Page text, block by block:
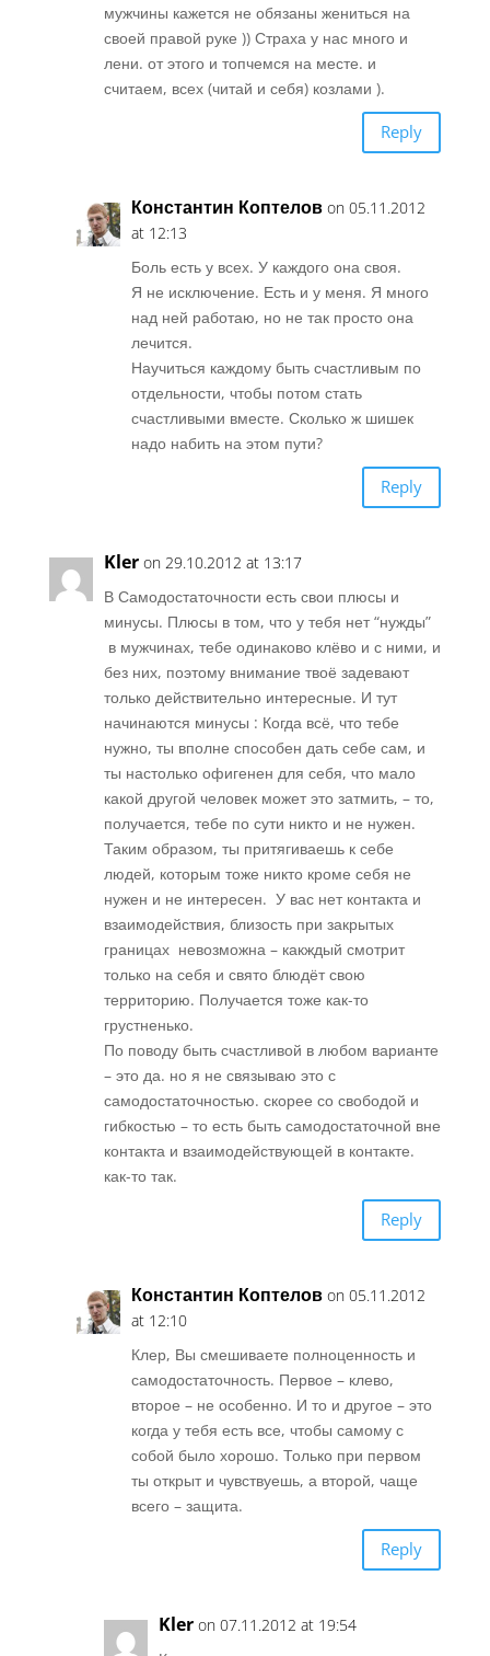
мужчины кажется не обязаны жениться на
своей правой руке )) Страха у нас много и
лени. от этого и топчемся на месте. и
считаем, всех (читай и себя) козлами ).
Reply
Константин Коптелов on 05.11.2012
at 12:13
Боль есть у всех. У каждого она своя.
Я не исключение. Есть и у меня. Я много
над ней работаю, но не так просто она
лечится.
Научиться каждому быть счастливым по
отдельности, чтобы потом стать
счастливыми вместе. Сколько ж шишек
надо набить на этом пути?
Reply
Kler on 29.10.2012 at 13:17
В Самодостаточности есть свои плюсы и
минусы. Плюсы в том, что у тебя нет “нужды”
в мужчинах, тебе одинаково клёво и с ними, и
без них, поэтому внимание твоё задевают
только действительно интересные. И тут
начинаются минусы : Когда всё, что тебе
нужно, ты вполне способен дать себе сам, и
ты настолько офигенен для себя, что мало
какой другой человек может это затмить, – то,
получается, тебе по сути никто и не нужен.
Таким образом, ты притягиваешь к себе
людей, которым тоже никто кроме себя не
нужен и не интересен. У вас нет контакта и
взаимодействия, близость при закрытых
границах невозможна – какждый смотрит
только на себя и свято блюдёт свою
территорию. Получается тоже как-то
грустненько.
По поводу быть счастливой в любом варианте
– это да. но я не связываю это с
самодостаточностью. скорее со свободой и
гибкостью – то есть быть самодостаточной вне
контакта и взаимодействующей в контакте.
как-то так.
Reply
Константин Коптелов on 05.11.2012
at 12:10
Клер, Вы смешиваете полноценность и
самодостаточность. Первое – клево,
второе – не особенно. И то и другое – это
когда у тебя есть все, чтобы самому с
собой было хорошо. Только при первом
ты открыт и чувствуешь, а второй, чаще
всего – защита.
Reply
Kler on 07.11.2012 at 19:54